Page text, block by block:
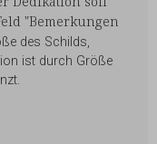
"Bemerkungen
des Schilds,
ist durch Größe